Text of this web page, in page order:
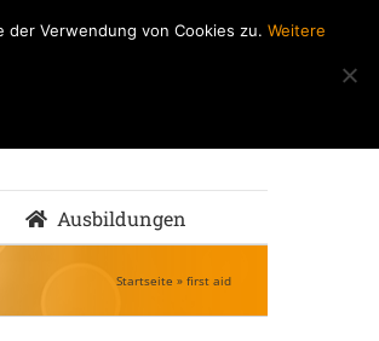
Ausbildungen
Startseite » first aid
Verwendung von Cookies zu. Weitere